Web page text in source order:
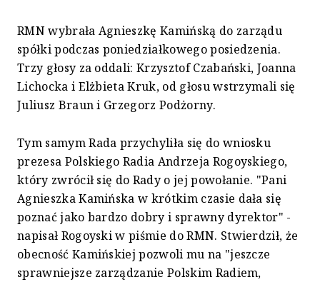
RMN wybrała Agnieszkę Kamińską do zarządu
spółki podczas poniedziałkowego posiedzenia.
Trzy głosy za oddali: Krzysztof Czabański, Joanna
Lichocka i Elżbieta Kruk, od głosu wstrzymali się
Juliusz Braun i Grzegorz Podżorny.
Tym samym Rada przychyliła się do wniosku
prezesa Polskiego Radia Andrzeja Rogoyskiego,
który zwrócił się do Rady o jej powołanie. "Pani
Agnieszka Kamińska w krótkim czasie dała się
poznać jako bardzo dobry i sprawny dyrektor" -
napisał Rogoyski w piśmie do RMN. Stwierdził, że
obecność Kamińskiej pozwoli mu na "jeszcze
sprawniejsze zarządzanie Polskim Radiem,